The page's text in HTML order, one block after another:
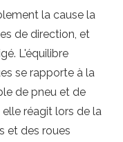
la cause la
de direction, et
L'équilibre
se rapporte à la
de pneu et de
réagit lors de la
et des roues